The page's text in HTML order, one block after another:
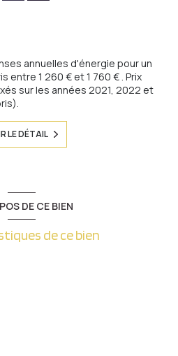
annuelles d'énergie pour un
entre 1 260 € et 1 760 € . Prix
sur les années 2021, 2022 et
LE DÉTAIL
DE CE BIEN
de ce bien